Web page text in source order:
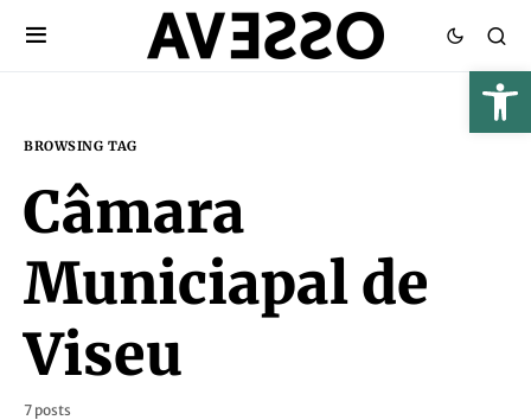
BROWSING TAG
Câmara
Municiapal de
Viseu
7 posts